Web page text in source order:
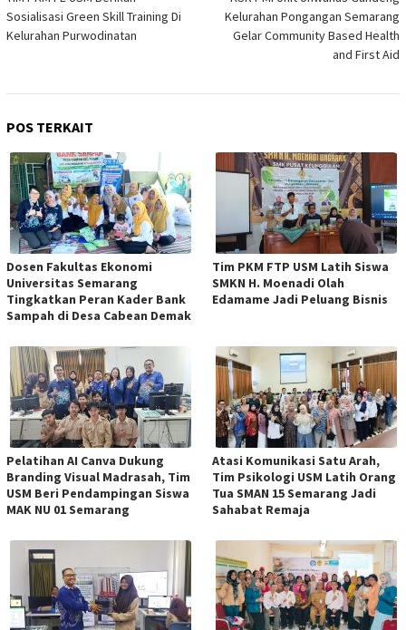
Sosialisasi Green Skill Training Di
Kelurahan Purwodinatan
Kelurahan Pongangan Semarang
Gelar Community Based Health
and First Aid
POS TERKAIT
Dosen Fakultas Ekonomi
Universitas Semarang
Tingkatkan Peran Kader Bank
Sampah di Desa Cabean Demak
Tim PKM FTP USM Latih Siswa
SMKN H. Moenadi Olah
Edamame Jadi Peluang Bisnis
Pelatihan AI Canva Dukung
Branding Visual Madrasah, Tim
USM Beri Pendampingan Siswa
MAK NU 01 Semarang
Atasi Komunikasi Satu Arah,
Tim Psikologi USM Latih Orang
Tua SMAN 15 Semarang Jadi
Sahabat Remaja